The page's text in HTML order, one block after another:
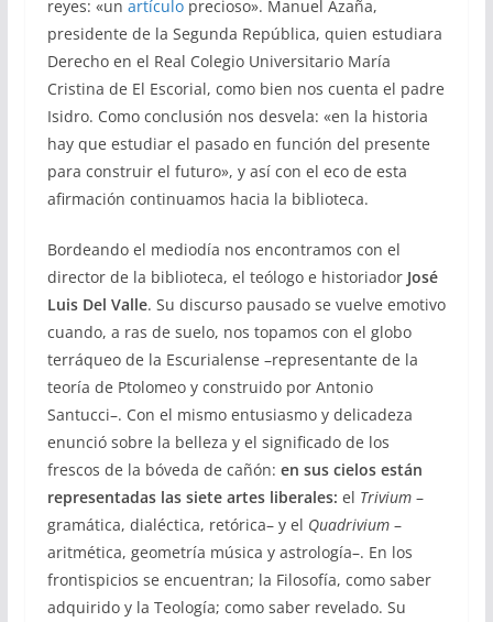
reyes: «un artículoprecioso». Manuel Azaña,
presidente de la Segunda República, quien estudiara
Derecho en el Real Colegio Universitario María
Cristina de El Escorial, como bien nos cuenta el padre
Isidro. Como conclusión nos desvela: «en la historia
hay que estudiar el pasado en función del presente
para construir el futuro», y así con el eco de esta
afirmación continuamos hacia la biblioteca.
Bordeando el mediodía nos encontramos con el
director de la biblioteca, el teólogo e historiador José
Luis Del Valle. Su discurso pausado se vuelve emotivo
cuando, a ras de suelo, nos topamos con el globo
terráqueo de la Escurialense –representante de la
teoría de Ptolomeo y construido por Antonio
Santucci–. Con el mismo entusiasmo y delicadeza
enunció sobre la belleza y el significado de los
frescos de la bóveda de cañón: en sus cielos están
representadas las siete artes liberales: el Trivium–
gramática, dialéctica, retórica– y el Quadrivium–
aritmética, geometría música y astrología–. En los
frontispicios se encuentran; la Filosofía, como saber
adquirido y la Teología; como saber revelado. Su